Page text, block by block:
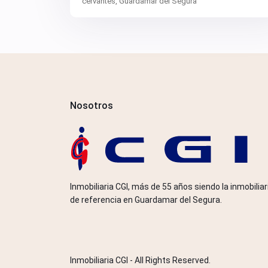
Nosotros
Inmobiliaria CGI, más de 55 años siendo la
de referencia en Guardamar del Segura.
Inmobiliaria CGI - All Rights Reserved.